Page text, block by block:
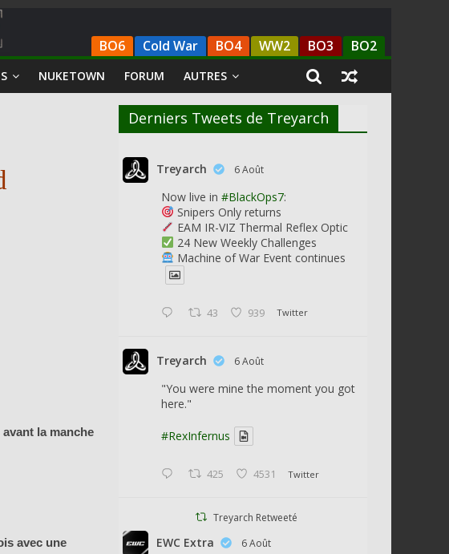
BO6 Cold War BO4 WW2 BO3 BO2
NUKETOWN FORUM AUTRES
la manche
avec une
Derniers Tweets de Treyarch
Treyarch 6 Août
Now live in #BlackOps7:
Snipers Only returns
EAM IR-VIZ Thermal Reflex Optic
24 New Weekly Challenges
Machine of War Event continues
43 939 Twitter
Treyarch 6 Août
"You were mine the moment you got
here."
#RexInfernus
425 4531 Twitter
Treyarch Retweeté
EWC Extra 6 Août